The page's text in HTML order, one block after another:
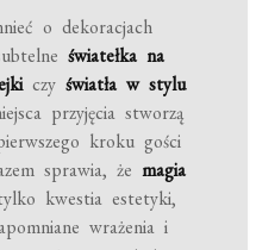
o dekoracjach
światełka na
czyświatła w stylu
przyjęcia stworzą
kroku gości
sprawia, żemagia
kwestia estetyki,
wrażenia i